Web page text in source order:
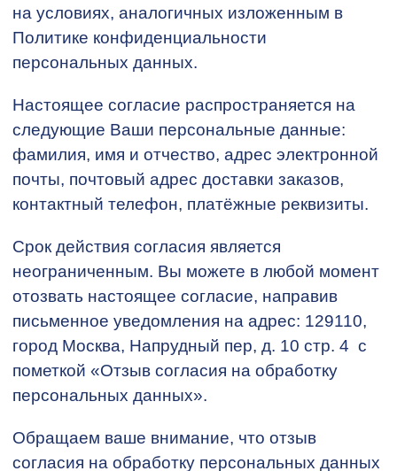
на условиях, аналогичных изложенным в
Политике конфиденциальности
персональных данных.
Настоящее согласие распространяется на
следующие Ваши персональные данные:
фамилия, имя и отчество, адрес электронной
почты, почтовый адрес доставки заказов,
контактный телефон, платёжные реквизиты.
Срок действия согласия является
неограниченным. Вы можете в любой момент
отозвать настоящее согласие, направив
письменное уведомления на адрес: 129110,
город Москва, Напрудный пер, д. 10 стр. 4 с
пометкой «Отзыв согласия на обработку
персональных данных».
Обращаем ваше внимание, что отзыв
согласия на обработку персональных данных